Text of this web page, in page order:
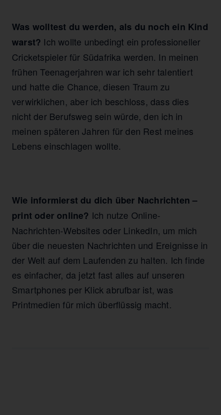
Was wolltest du werden, als du noch ein Kind
warst? Ich wollte unbedingt ein professioneller
Cricketspieler für Südafrika werden. In meinen
frühen Teenagerjahren war ich sehr talentiert
und hatte die Chance, diesen Traum zu
verwirklichen, aber ich beschloss, dass dies
nicht der Berufsweg sein würde, den ich in
meinen späteren Jahren für den Rest meines
Lebens einschlagen wollte.
Wie informierst du dich über Nachrichten –
print oder online? Ich nutze Online-
Nachrichten-Websites oder LinkedIn, um mich
über die neuesten Nachrichten und Ereignisse in
der Welt auf dem Laufenden zu halten. Ich finde
es einfacher, da jetzt fast alles auf unseren
Smartphones per Klick abrufbar ist, was
Printmedien für mich überflüssig macht.